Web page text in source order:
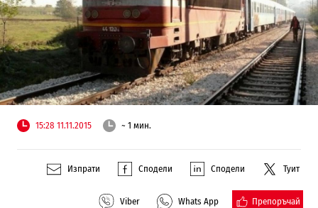
15:28 11.11.2015 ~ 1 мин.
Изпрати Сподели Сподели Туит
Viber Whats App Препоръчай